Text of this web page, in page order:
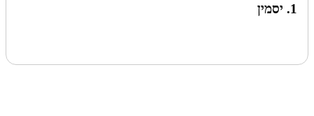
1. יסמין